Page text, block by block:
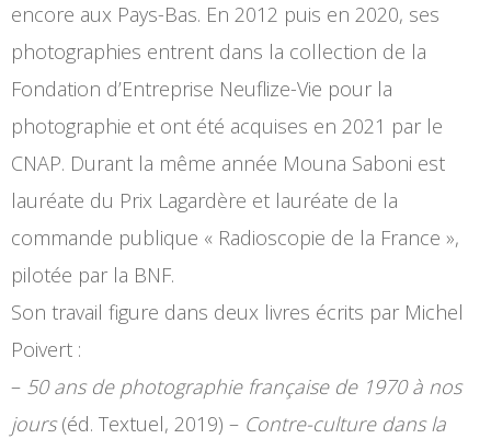
encore aux Pays-Bas. En 2012 puis en 2020, ses
photographies entrent dans la collection de la
Fondation d’Entreprise Neuflize-Vie pour la
photographie et ont été acquises en 2021 par le
CNAP. Durant la même année Mouna Saboni est
lauréate du Prix Lagardère et lauréate de la
commande publique « Radioscopie de la France »,
pilotée par la BNF.
Son travail figure dans deux livres écrits par Michel
Poivert :
– 50 ans de photographie française de 1970 à nos
jours(éd. Textuel, 2019) – Contre-culture dans la